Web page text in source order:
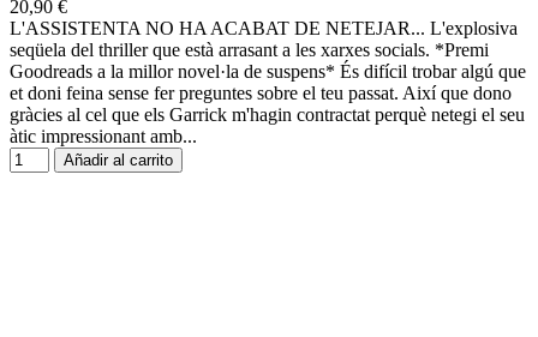
20,90 €
L'ASSISTENTA NO HA ACABAT DE NETEJAR... L'explosiva
seqüela del thriller que està arrasant a les xarxes socials. *Premi
Goodreads a la millor novel·la de suspens* És difícil trobar algú que
et doni feina sense fer preguntes sobre el teu passat. Així que dono
gràcies al cel que els Garrick m'hagin contractat perquè netegi el seu
àtic impressionant amb...
Añadir al carrito